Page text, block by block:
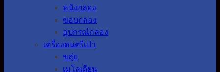
หนังกลอง
ขอบกลอง
อุปกรณ์กลอง
เครื่องดนตรีเป่า
ขลุ่ย
เมโลเดียน